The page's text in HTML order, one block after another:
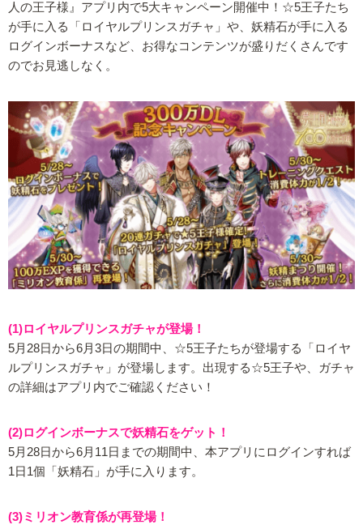
人の王子様』アプリ内で5大キャンペーン開催中！☆5王子たち
が手に入る「ロイヤルプリンスガチャ」や、妖精石が手に入る
ログインボーナスなど、お得なコンテンツが盛りだくさんです
のでお見逃しなく。
(1)ロイヤルプリンスガチャが登場！
5月28日から6月3日の期間中、☆5王子たちが登場する「ロイヤ
ルプリンスガチャ」が登場します。出現する☆5王子や、ガチャ
の詳細はアプリ内でご確認ください！
(2)ログインボーナスで妖精石をゲット！
5月28日から6月11日までの期間中、本アプリにログインすれば
1日1個「妖精石」が手に入ります。
(3)ミリオン教育係が再登場！